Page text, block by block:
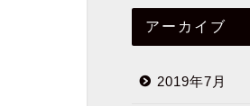
アーカイブ
2019年7月